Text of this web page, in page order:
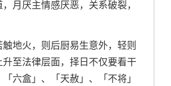
月厌主情感厌恶，关系破裂，
地火，则后厨易生意外，轻则
至法律层面，择日不仅要看干
六盒」、「天赦」、「不将」